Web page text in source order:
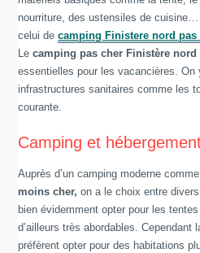
nourriture, des ustensiles de
celui decamping Finistere nord pas
Lecamping pas cher Finistère nord
essentielles pour les vacancières. On
infrastructures sanitaires comme les
courante.
Camping et
Auprès d’un camping moderne
moins cher, on a le choix entre
bien évidemment opter pour les
d’ailleurs très abordables. Cependant
préfèrent opter pour des habitations